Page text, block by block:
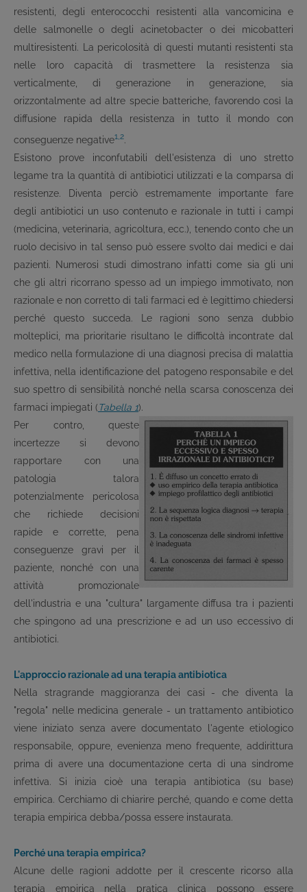
resistenti, degli enterococchi resistenti alla vancomicina e
delle salmonelle o degli acinetobacter o dei micobatteri
multiresistenti. La pericolosità di questi mutanti resistenti sta
nelle loro capacità di trasmettere la resistenza sia
verticalmente, di generazione in generazione, sia
orizzontalmente ad altre specie batteriche, favorendo così la
diffusione rapida della resistenza in tutto il mondo con
conseguenze negative1,2.
Esistono prove inconfutabili dell'esistenza di uno stretto
legame tra la quantità di antibiotici utilizzati e la comparsa di
resistenze. Diventa perciò estremamente importante fare
degli antibiotici un uso contenuto e razionale in tutti i campi
(medicina, veterinaria, agricoltura, ecc.), tenendo conto che un
ruolo decisivo in tal senso può essere svolto dai medici e dai
pazienti. Numerosi studi dimostrano infatti come sia gli uni
che gli altri ricorrano spesso ad un impiego immotivato, non
razionale e non corretto di tali farmaci ed è legittimo chiedersi
perché questo succeda. Le ragioni sono senza dubbio
molteplici, ma prioritarie risultano le difficoltà incontrate dal
medico nella formulazione di una diagnosi precisa di malattia
infettiva, nella identificazione del patogeno responsabile e del
suo spettro di sensibilità nonché nella scarsa conoscenza dei
farmaci impiegati (Tabella 1).
Per contro, queste
incertezze si devono
rapportare con una
patologia talora
potenzialmente pericolosa
che richiede decisioni
rapide e corrette, pena
conseguenze gravi per il
paziente, nonché con una
attività promozionale
dell'industria e una "cultura" largamente diffusa tra i pazienti
che spingono ad una prescrizione e ad un uso eccessivo di
antibiotici.
L'approccio razionale ad una terapia antibiotica
Nella stragrande maggioranza dei casi - che diventa la
"regola" nelle medicina generale - un trattamento antibiotico
viene iniziato senza avere documentato l'agente etiologico
responsabile, oppure, evenienza meno frequente, addirittura
prima di avere una documentazione certa di una sindrome
infettiva. Si inizia cioè una terapia antibiotica (su base)
empirica. Cerchiamo di chiarire perché, quando e come detta
terapia empirica debba/possa essere instaurata.
Perché una terapia empirica?
Alcune delle ragioni addotte per il crescente ricorso alla
terapia empirica nella pratica clinica possono essere